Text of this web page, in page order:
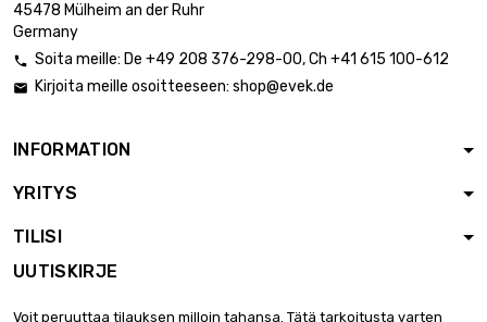
45478 Mülheim an der Ruhr
Germany
 Soita meille: De +49 208 376-298-00, Ch +41 615 100-612
 Kirjoita meille osoitteeseen: shop@evek.de
INFORMATION
YRITYS
TILISI
UUTISKIRJE
Voit peruuttaa tilauksen milloin tahansa. Tätä tarkoitusta varten